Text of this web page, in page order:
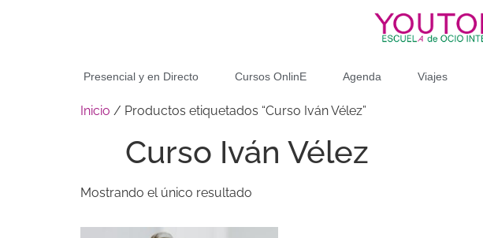
Presencial y en Directo Cursos OnlinE Agenda Viajes
Inicio / Productos etiquetados “Curso Iván Vélez”
Curso Iván Vélez
Mostrando el único resultado